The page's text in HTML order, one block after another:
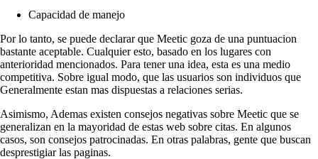
Capacidad de manejo
Por lo tanto, se puede declarar que Meetic goza de una puntuacion
bastante aceptable. Cualquier esto, basado en los lugares con
anterioridad mencionados. Para tener una idea, esta es una medio
competitiva. Sobre igual modo, que las usuarios son individuos que
Generalmente estan mas dispuestas a relaciones serias.
Asimismo, Ademas existen consejos negativas sobre Meetic que se
generalizan en la mayoridad de estas web sobre citas. En algunos
casos, son consejos patrocinadas. En otras palabras, gente que buscan
desprestigiar las paginas.